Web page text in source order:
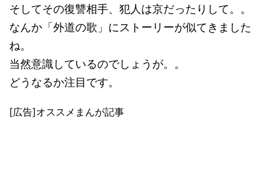
そしてその復讐相手、犯人は京だったりして。。
なんか「外道の歌」にストーリーが似てきました
ね。
当然意識しているのでしょうが。。
どうなるか注目です。
[広告]オススメまんが記事